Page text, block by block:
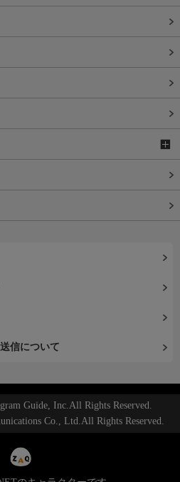
信について
Guide, Inc.All Rights Reserved.
Co., Ltd.All Rights Reserved.